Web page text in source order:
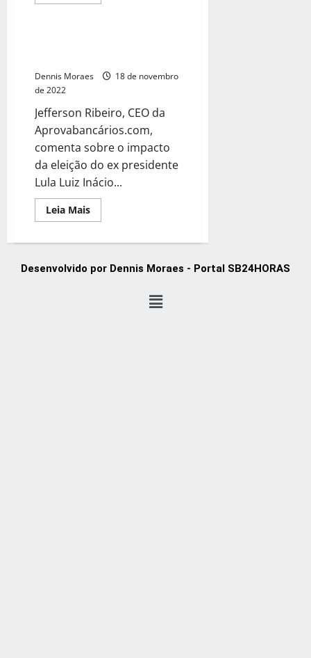
Política
Dennis Moraes
18 de novembro
de 2022
Jefferson Ribeiro, CEO da
Aprovabancários.com,
comenta sobre o impacto
da eleição do ex presidente
Lula Luiz Inácio...
Leia Mais
Desenvolvido por Dennis Moraes - Portal SB24HORAS